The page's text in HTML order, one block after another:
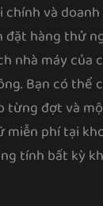
và doanh
đặt hàng thử
nhà máy của
Bạn có thể
từng đợt và
miễn phí tại
tính bất kỳ